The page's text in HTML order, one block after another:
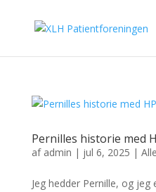
Pernilles historie med
af admin | jul 6, 2025 | Alle
Jeg hedder Pernille, og